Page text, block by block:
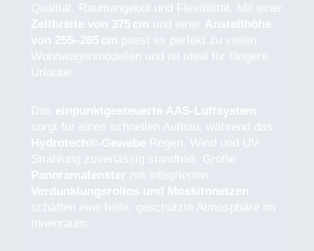
Qualität, Raumangebot und Flexibilität. Mit einer
Zeltbreite von 375 cm und einer Anstellhöhe
von 255–285 cm passt es perfekt zu vielen
Wohnwagenmodellen und ist ideal für längere
Urlaube.
Das einpunktgesteuerte AAS-Luftsystem
sorgt für einen schnellen Aufbau, während das
Hydrotech®-Gewebe Regen, Wind und UV-
Strahlung zuverlässig standhält. Große
Panoramafenster mit integrierten
Verdunklungsrollos und Moskitonetzen
schaffen eine helle, geschützte Atmosphäre im
Innenraum.